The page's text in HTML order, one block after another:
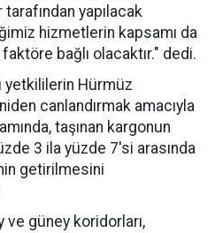
tarafından yapılacak
hizmetlerin kapsamı da
bağlı olacaktır." dedi.
yetkililerin Hürmüz
canlandırmak amacıyla
taşınan kargonun
3 ila yüzde 7'si arasında
getirilmesini
ve güney koridorları,